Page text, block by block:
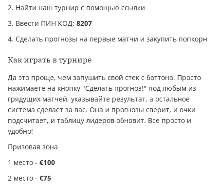
2. Найти наш турнир с помощью ссылки
3. Ввести ПИН КОД: 8207
4. Сделать прогнозы на первые матчи и закупить попкорн
Как играть в турнире
Да это проще, чем запушить свой стек с баттона. Просто
нажимаете на кнопку "Сделать прогноз!" под любым из
грядущих матчей, указывайте результат, а остальное
система сделает за вас. Она и прогнозы сверит, и очки
подсчитает, и таблицу лидеров обновит. Все просто и
удобно!
Призовая зона
1 место - €100
2 место - €75